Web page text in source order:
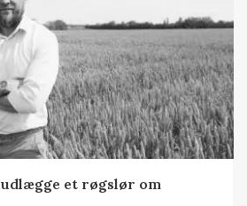
et røgslør om